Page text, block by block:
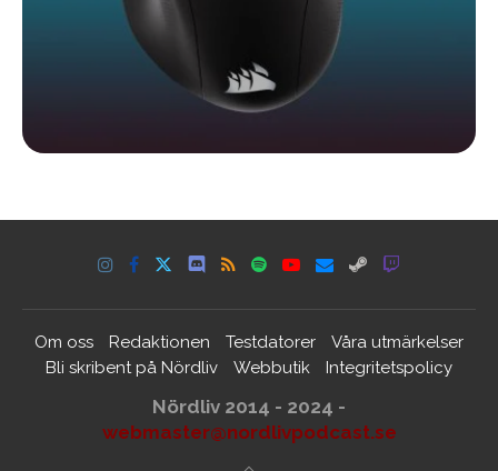
Om oss Redaktionen Testdatorer
Våra utmärkelser
Bli skribent på Nördliv
Webbutik Integritetspolicy
Nördliv 2014 - 2024 -
webmaster@nordlivpodcast.se